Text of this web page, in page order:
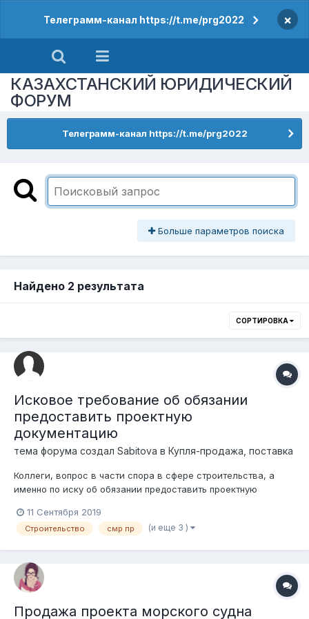
Телеграмм-канал https://t.me/prg2022 ×
КАЗАХСТАНСКИЙ ЮРИДИЧЕСКИЙ
ФОРУМ
Телеграмм-канал https://t.me/prg2022
Больше параметров поиска
Найдено 2 результата
СОРТИРОВКА
Исковое требование об обязании
предоставить проектную
документацию
тема форума создал Sabitova в Купля-продажа, поставка
Коллеги, вопрос в части спора в сфере строительства, а
именно по иску об обязании предоставить проектную
из собственников лишь нежилого помещения требовать от
продавца предоставить проектную документацию на весь
11 Сентября 2019
Строительство смр пр (и еще 3 )
Продажа проекта морского судна